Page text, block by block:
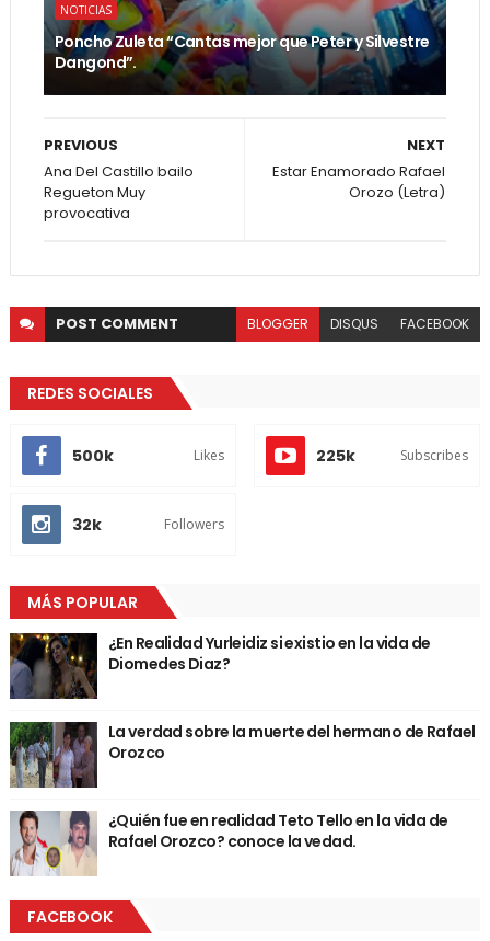
NOTICIAS
Poncho Zuleta “Cantas mejor que Peter y Silvestre
Dangond”.
NEXT
Estar Enamorado Rafael
Orozo (Letra)
PREVIOUS
Ana Del Castillo bailo
Regueton Muy
provocativa
POST COMMENT BLOGGER DISQUS FACEBOOK
REDES SOCIALES
500k Likes 225k Subscribes
32k Followers
MÁS POPULAR
¿En Realidad Yurleidiz si existio en la vida de
Diomedes Diaz?
La verdad sobre la muerte del hermano de Rafael
Orozco
¿Quién fue en realidad Teto Tello en la vida de
Rafael Orozco? conoce la vedad.
FACEBOOK